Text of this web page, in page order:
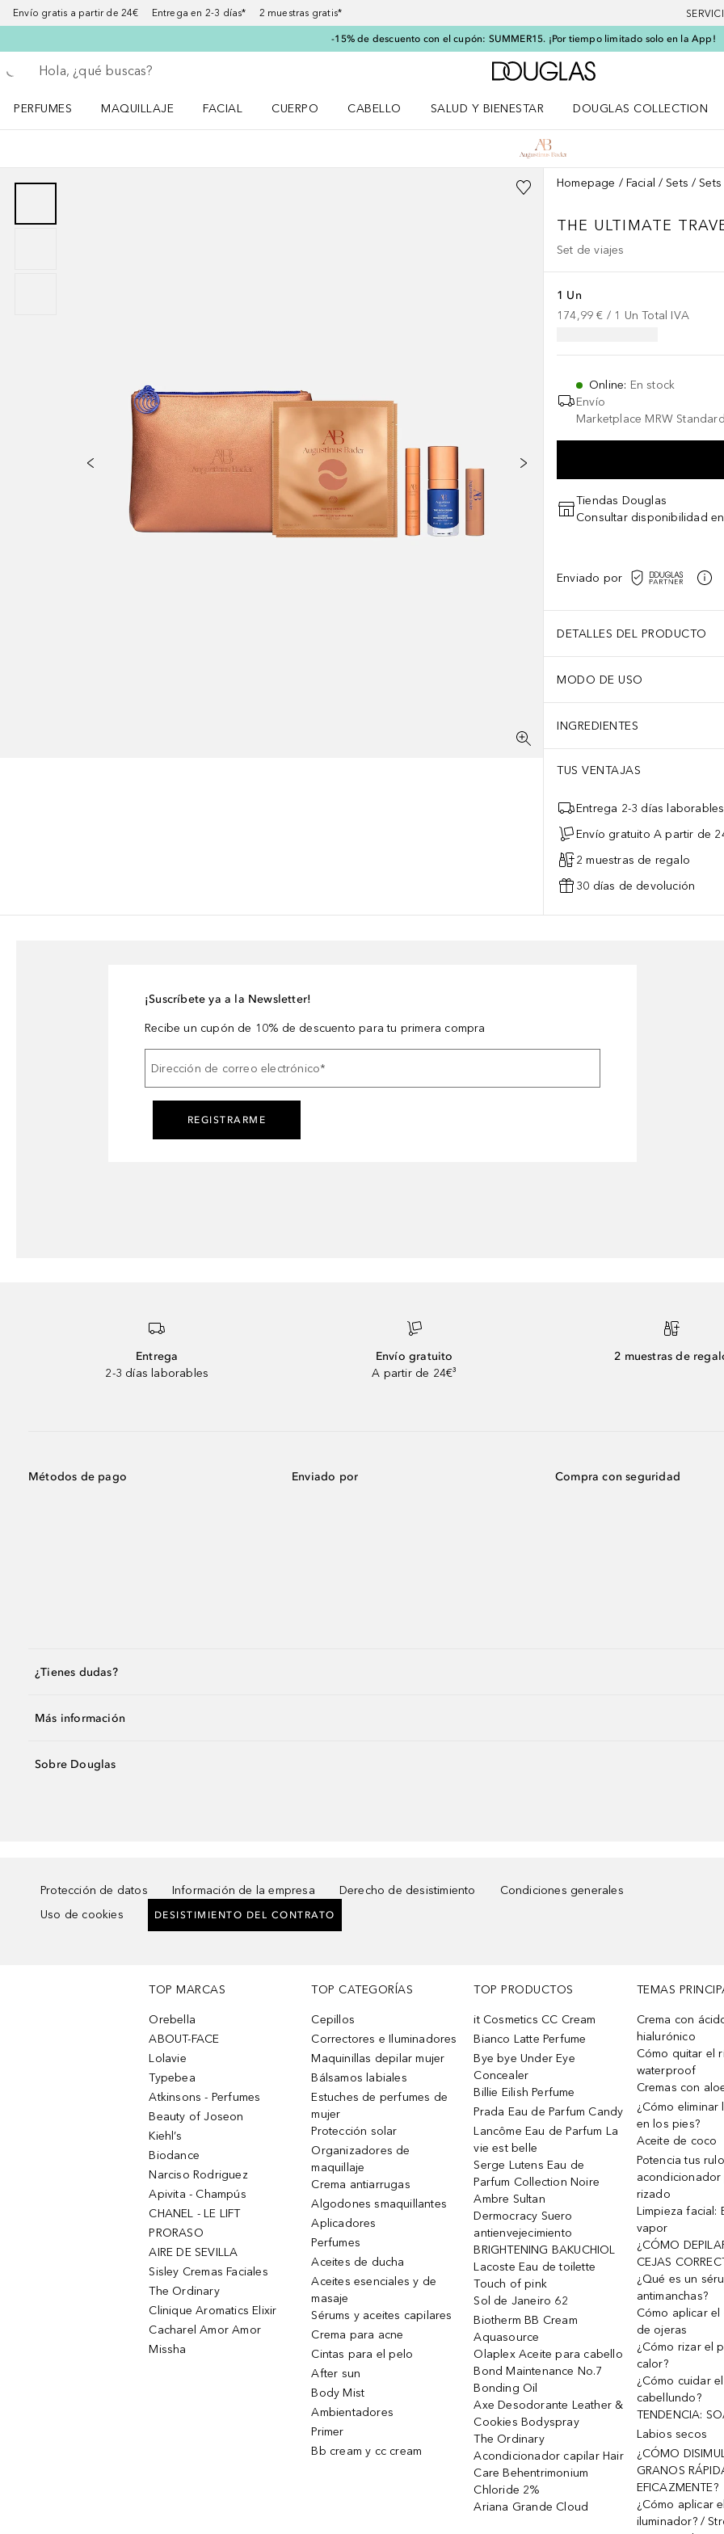
Envío gratis a partir de 24€ Entrega en 2-3 días* 2 muestras gratis*
-15% de descuento con el cupón: SUMMER15. ¡Por tiempo limitado solo en la App!
Regresar
Ejecutar búsqueda
A Douglas Home
PERFUMES
MAQUILLAJE
FACIAL
CUERPO
CABELLO
SALUD Y BIENESTAR
DOUGLAS COLLECTION
Homepage Facial Sets
THE ULTIMATE
Set de viajes
1 Un
174,99 € / 1 Un Total IVA
Online: En stock
Envío
Marketplace MRW
Tiendas Douglas
Consultar disponibilidad
Enviado por
DETALLES DEL PRODUCTO
MODO DE USO
INGREDIENTES
TUS VENTAJAS
Entrega 2-3 días laborables
Envío gratuito A partir de
2 muestras de regalo
30 días de devolución
¡Suscríbete ya a la Newsletter!
Recibe un cupón de 10% de descuento para tu primera compra
Dirección de correo electrónico*
REGISTRARME
Entrega
2-3 días laborables
Envío gratuito
A partir de 24€³
2 muestras de
Métodos de pago Enviado por Compra con seguridad
¿Tienes dudas?
Más información
Sobre Douglas
Protección de datos Información de la empresa Derecho de desistimiento
Condiciones generales
Uso de cookies
DESISTIMIENTO DEL CONTRATO
TOP MARCAS
Orebella
ABOUT-FACE
Lolavie
Typebea
Atkinsons - Perfumes
Beauty of Joseon
Kiehl’s
Biodance
Narciso Rodriguez
Apivita - Champús
CHANEL - LE LIFT
PRORASO
AIRE DE SEVILLA
Sisley Cremas Faciales
The Ordinary
Clinique Aromatics Elixir
Cacharel Amor Amor
Missha
TOP CATEGORÍAS
Cepillos
Correctores e Iluminadores
Maquinillas depilar mujer
Bálsamos labiales
Estuches de perfumes de
mujer
Protección solar
Organizadores de
maquillaje
Crema antiarrugas
Algodones smaquillantes
Aplicadores
Perfumes
Aceites de ducha
Aceites esenciales y de
masaje
Sérums y aceites capilares
Crema para acne
Cintas para el pelo
After sun
Body Mist
Ambientadores
Primer
Bb cream y cc cream
TOP PRODUCTOS
it Cosmetics CC Cream
Bianco Latte Perfume
Bye bye Under Eye
Concealer
Billie Eilish Perfume
Prada Eau de Parfum Candy
Lancôme Eau de Parfum La
vie est belle
Serge Lutens Eau de
Parfum Collection Noire
Ambre Sultan
Dermocracy Suero
antienvejecimiento
BRIGHTENING BAKUCHIOL
Lacoste Eau de toilette
Touch of pink
Sol de Janeiro 62
Biotherm BB Cream
Aquasource
Olaplex Aceite para cabello
Bond Maintenance No.7
Bonding Oil
Axe Desodorante Leather &
Cookies Bodyspray
The Ordinary
Acondicionador capilar Hair
Care Behentrimonium
Chloride 2%
Ariana Grande Cloud
TEMAS
Crema con
hialurónico
Cómo quitar el
waterproof
Cremas con
¿Cómo eliminar
en los pies?
Aceite de coco
Potencia tus
rizado
Limpieza facial:
vapor
¿CÓMO
CEJAS
¿Qué es un
antimanchas?
Cómo aplicar
de ojeras
¿Cómo rizar el
calor?
¿Cómo cuidar
cabellundo?
TENDENCIA:
Labios secos
¿CÓMO
GRANOS
EFICAZMENTE?
¿Cómo aplicar el
iluminador? /